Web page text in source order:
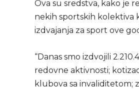
Ova su sredstva, kako je
nekih sportskih kolektiva
izdvajanja za sport ove
“Danas smo izdvojili
redovne aktivnosti;
klubova sa invaliditetom;